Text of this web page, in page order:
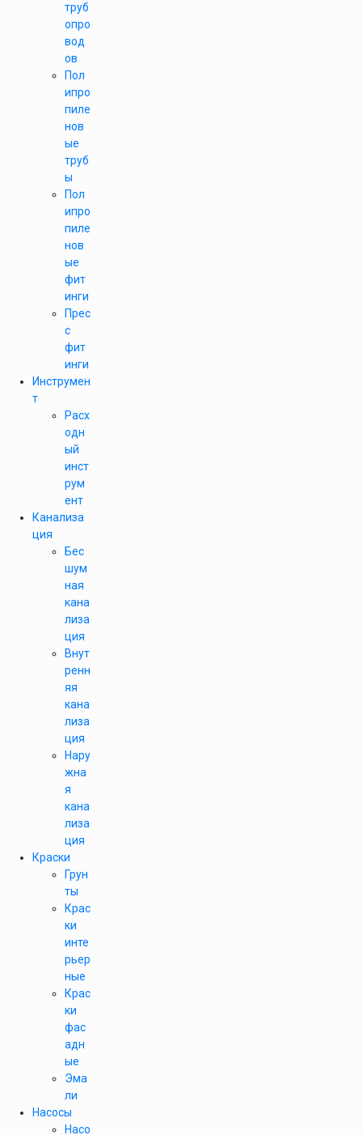
труб
опро
вод
ов
Пол
ипро
пиле
нов
ые
труб
ы
Пол
ипро
пиле
нов
ые
фит
инги
Прес
с
фит
инги
Инструмен
т
Расх
одн
ый
инст
рум
ент
Канализа
ция
Бес
шум
ная
кана
лиза
ция
Внут
ренн
яя
кана
лиза
ция
Нару
жна
я
кана
лиза
ция
Краски
Грун
ты
Крас
ки
инте
рьер
ные
Крас
ки
фас
адн
ые
Эма
ли
Насосы
Насо